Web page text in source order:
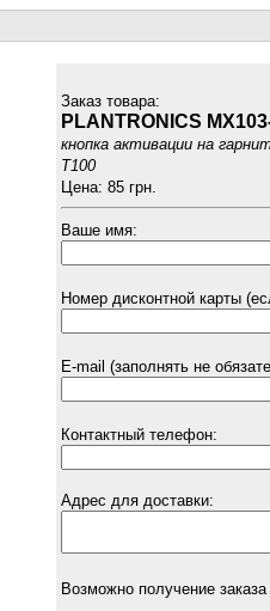
Заказ товарa:
PLANTRONICS
кнопка активации на
T100
Цена: 85 грн.
Ваше имя:
Номер дисконтной карты
E-mail (заполнять не
Контактный телефон:
Адрес для доставки:
Возможно получение заказа